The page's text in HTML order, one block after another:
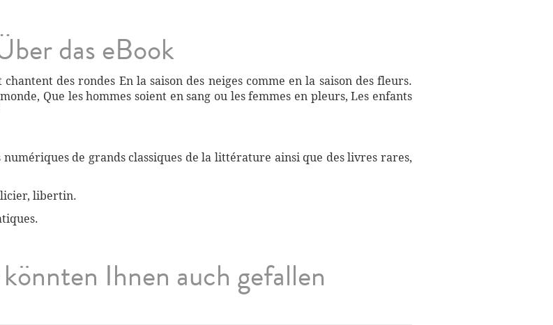
das eBook
des rondes En la saison des neiges comme en la saison des fleurs.
Que les hommes soient en sang ou les femmes en pleurs, Les enfants
numériques de grands classiques de la littérature ainsi que des livres rares,
libertin.
Ihnen auch gefallen